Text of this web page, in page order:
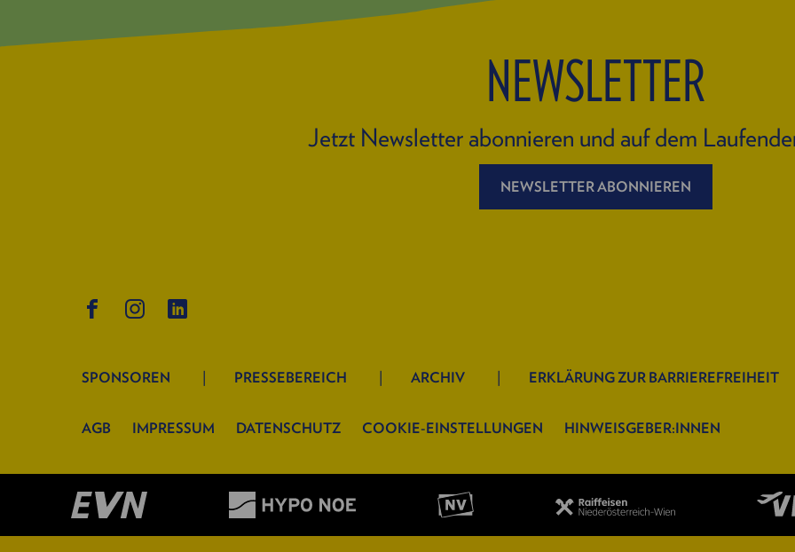
NEWSLETTER
Jetzt Newsletter abonnieren und auf dem
NEWSLETTER ABONNIEREN
SPONSOREN PRESSEBEREICH ARCHIV ERKLÄRUNG ZUR BARRIEREFREIHEIT
AGB IMPRESSUM DATENSCHUTZ COOKIE-EINSTELLUNGEN HINWEISGEBER:INNEN